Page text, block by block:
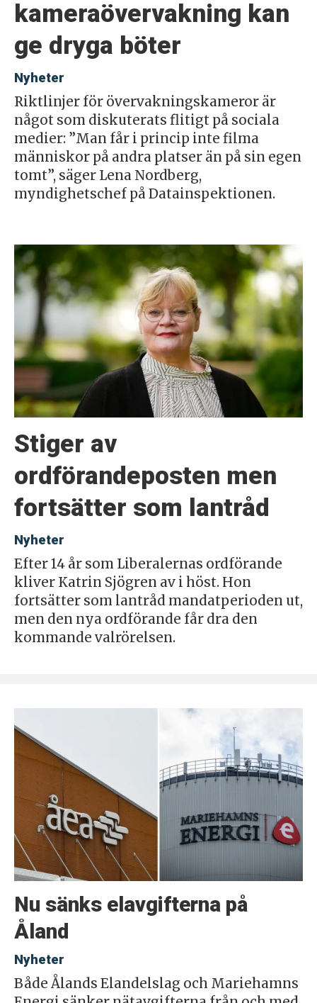
kameraövervakning kan
ge dryga böter
Nyheter
Riktlinjer för övervakningskameror är
något som diskuterats flitigt på sociala
medier: ”Man får i princip inte filma
människor på andra platser än på sin egen
tomt”, säger Lena Nordberg,
myndighetschef på Datainspektionen.
Stiger av
ordförandeposten men
fortsätter som lantråd
Nyheter
Efter 14 år som Liberalernas ordförande
kliver Katrin Sjögren av i höst. Hon
fortsätter som lantråd mandatperioden ut,
men den nya ordförande får dra den
kommande valrörelsen.
Nu sänks elavgifterna på
Åland
Nyheter
Både Ålands Elandelslag och Mariehamns